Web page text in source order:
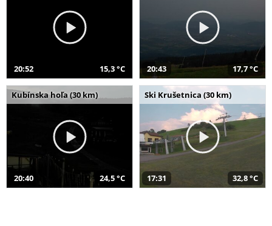
20:52 15,3 °C 20:43 17,7 °C
Kubínska hoľa (30 km)
20:40 24,5 °C
Ski Krušetnica (30 km)
17:31 32,8 °C